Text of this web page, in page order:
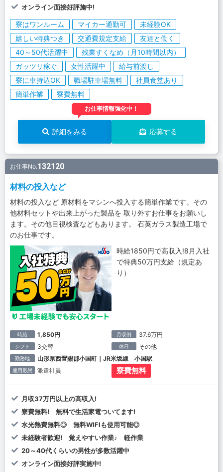
オンライン面接好評施中!
寮はワンルーム マイカー通勤可
未経験OK
嬉しい特典つき
交通費規定支給
友達と働く
40～50代活躍中
残業すくなめ（月10時間以内）
ガッツリ稼ぐ
女性活躍中
給与前渡し
寮に車持込OK
職場駐車場無料
社員食堂あり
簡単作業
寮費無料
お仕事情報強化中！
詳細をみる 応募する
お仕事No.132120
材料の投入など
材料の投入など 原材料をマシンへ投入する簡単作業です。その
他材料セットや出来上がった製品を 取り外すお仕事をお願いし
ます。その他目視検査などもあります。 石英ガラス製造工場で
のお仕事です。
時給1850円で高収入!8月入社
で特典50万円支給（規定あ
り）
時給 1,850円 月収例 37.6万円
シフト 3交替 休日 その他
勤務地 山形県西置賜郡小国町｜JR米坂線 小国駅
雇用形態 派遣社員 寮費無料
月収37万円以上の高収入!
寮費無料! 無料で生活家電ついてます!
水光熱費無料◎ 無料WIFIも使用可能◎
未経験者歓迎! 覚えやすい作業♪ 軽作業
20～40代くらいの男性が多数活躍中
オンライン面接好評実施中!